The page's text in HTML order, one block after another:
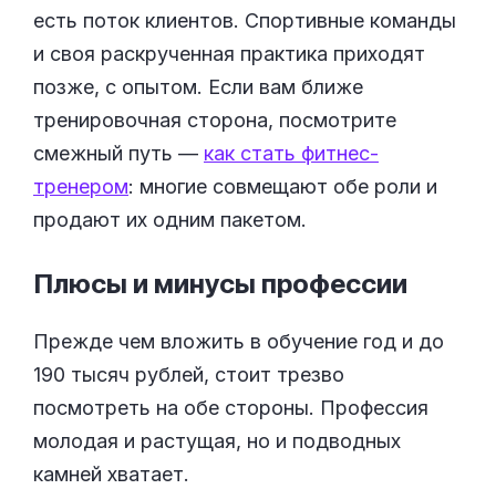
есть поток клиентов. Спортивные команды
и своя раскрученная практика приходят
позже, с опытом. Если вам ближе
тренировочная сторона, посмотрите
смежный путь — как стать фитнес-
тренером: многие совмещают обе роли и
продают их одним пакетом.
Плюсы и минусы профессии
Прежде чем вложить в обучение год и до
190 тысяч рублей, стоит трезво
посмотреть на обе стороны. Профессия
молодая и растущая, но и подводных
камней хватает.